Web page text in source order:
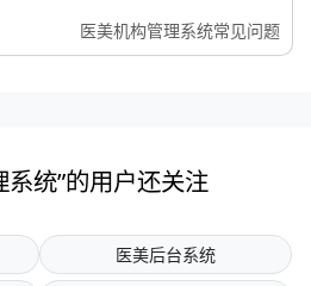
医美机构管理系统常见问题
统”的用户还关注
医美后台系统